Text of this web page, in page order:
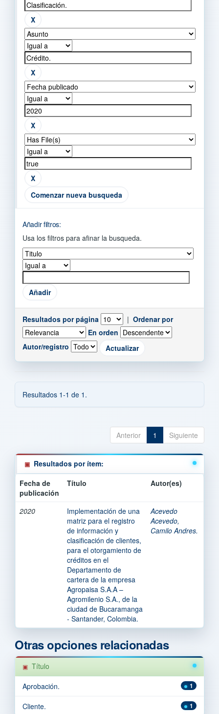
Comenzar nueva busqueda
Añadir filtros:
Usa los filtros para afinar la busqueda.
Resultados por página | Ordenar por
En orden
Autor/registro
Resultados 1-1 de 1.
Anterior 1 Siguiente
Resultados por ítem:
Fecha de
publicación
Título Autor(es)
2020
Implementación de una
matriz para el registro
de información y
clasificación de clientes,
para el otorgamiento de
créditos en el
Departamento de
cartera de la empresa
Agropaisa S.A.A –
Agromilenio S.A., de la
ciudad de Bucaramanga
- Santander, Colombia.
Acevedo
Acevedo,
Camilo Andres.
Otras opciones relacionadas
Título
1
Aprobación.
1
Cliente.